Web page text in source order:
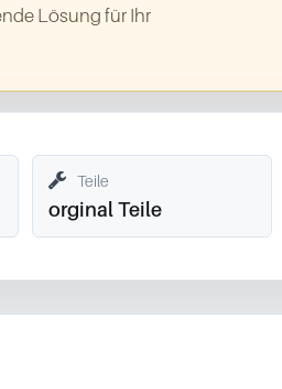
Lösung für Ihr
Teile
orginal Teile